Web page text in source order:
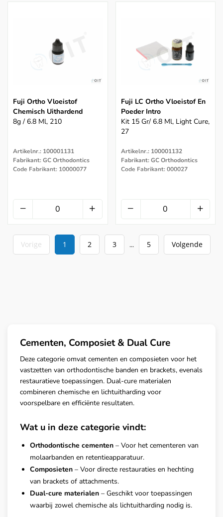
Fuji Ortho Vloeistof
Chemisch Uithardend
8g / 6.8 Ml, 210
Artikelnr.: 100001131
Fabrikant: GC Orthodontics
Code Fabrikant: 10000077
Fuji LC Ortho Vloeistof En
Poeder Intro
Kit 15 Gr/ 6.8 Ml, Light Cure,
27
Artikelnr.: 100001132
Fabrikant: GC Orthodontics
Code Fabrikant: 000027
Vorige 1 2 3 ... 5 Volgende
Cementen, Composiet & Dual Cure
Deze categorie omvat cementen en composieten voor het
vastzetten van orthodontische banden en brackets, evenals
restauratieve toepassingen. Dual-cure materialen
combineren chemische en lichtuitharding voor
voorspelbare en efficiënte resultaten.
Wat u in deze categorie vindt:
Orthodontische cementen – Voor het cementeren van
molaarbanden en retentieapparatuur.
Composieten – Voor directe restauraties en hechting
van brackets of attachments.
Dual-cure materialen – Geschikt voor toepassingen
waarbij zowel chemische als lichtuitharding nodig is.